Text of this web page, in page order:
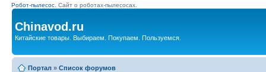
Робот-пылесос. Сайт о роботах-пылесосах.
Chinavod.ru
Китайские товары. Выбираем. Покупаем. Пользуемся.
Портал » Список форумов